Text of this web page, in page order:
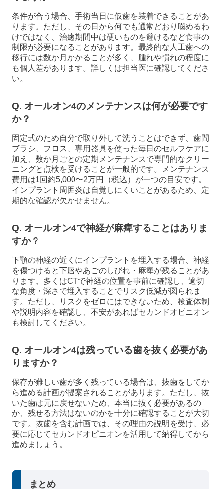
条件が合う場合、手術当日に仮歯を装着できることがあ
ります。ただし、その日から何でも通常どおり噛めるわ
けではなく、治癒期間中は硬いものを避けるなど食事の
制限が必要になることがあります。最終的な人工歯への
移行には数か月かかることが多く、腫れや慣れの程度に
も個人差があります。詳しくは担当医に確認してくださ
い。
Q. オールオン4のメンテナンスは何が必要です
か？
固定式のため自分で取り外して洗うことはできず、歯間
ブラシ、フロス、専用器具を使った毎日のセルフケアに
加え、数か月ごとの定期メンテナンスで専門的なクリー
ニングと点検を受けることが一般的です。メンテナンス
費用は1回約5,000〜2万円（税込）が一つの目安です。
インプラント周囲炎は自覚しにくいことがあるため、定
期的な確認が欠かせません。
Q. オールオン4で神経が麻痺することはありま
すか？
下顎の神経の近くにインプラントを埋入する場合、神経
を傷つけると下唇やあごのしびれ・麻痺が残ることがあ
ります。多くはCTで神経の位置を事前に確認し、適切
な角度・深さで埋入することでリスク低減が図られま
す。ただし、リスクをゼロにはできないため、検査体制
や説明内容を確認し、不安があればセカンドオピニオン
も検討してください。
Q. オールオン4は残っている歯を抜く必要があ
りますか？
保存が難しい歯が多く残っている場合は、抜歯をしてか
ら進める計画が提案されることがあります。ただし、抜
いた歯は元に戻せないため、本当に抜く必要があるの
か、残せる方法はないのかを十分に確認することが大切
です。抜歯を含む計画では、その理由の説明を受け、必
要に応じてセカンドオピニオンを活用して納得してから
進めましょう。
まとめ